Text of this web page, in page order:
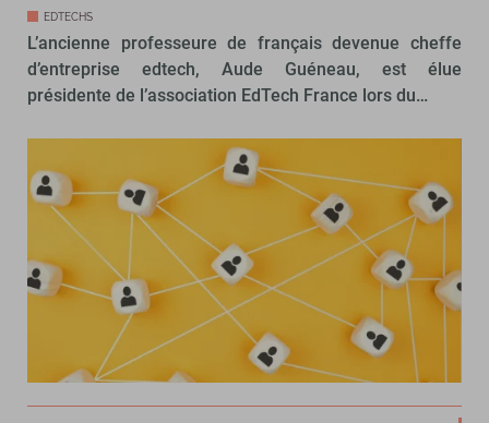
EDTECHS
L’ancienne professeure de français devenue cheffe
d’entreprise edtech, Aude Guéneau, est élue
présidente de l’association EdTech France lors du…